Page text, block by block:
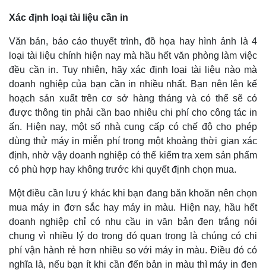
Xác định loại tài liệu cần in
Văn bản, báo cáo thuyết trình, đồ họa hay hình ảnh là 4
loại tài liệu chính hiện nay mà hầu hết văn phòng làm việc
đều cần in. Tuy nhiên, hãy xác định loại tài liệu nào mà
doanh nghiệp của bạn cần in nhiều nhất. Bạn nên lên kế
hoạch sản xuất trên cơ sở hàng tháng và có thể sẽ có
được thông tin phải cần bao nhiêu chi phí cho công tác in
ấn. Hiện nay, một số nhà cung cấp có chế độ cho phép
dùng thử máy in miễn phí trong một khoảng thời gian xác
định, nhờ vậy doanh nghiệp có thể kiểm tra xem sản phẩm
có phù hợp hay không trước khi quyết định chọn mua.
Một điều cần lưu ý khác khi bạn đang băn khoăn nên chọn
mua máy in đơn sắc hay máy in màu. Hiện nay, hầu hết
doanh nghiệp chỉ có nhu cầu in văn bản đen trắng nói
chung vì nhiều lý do trong đó quan trọng là chúng có chi
phí vận hành rẻ hơn nhiều so với máy in màu. Điều đó có
nghĩa là, nếu bạn ít khi cần đến bản in màu thì máy in đen